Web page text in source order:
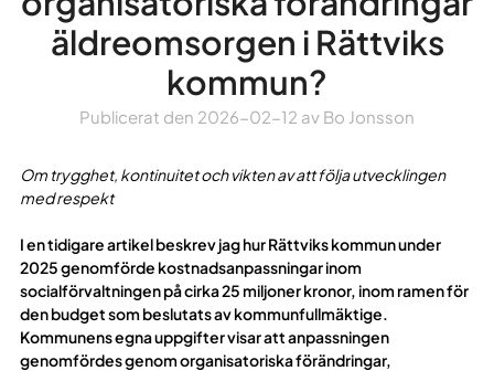
äldreomsorgen i Rättviks
kommun?
Publicerat den 2026-02-12 av Bo Jonsson
Om trygghet, kontinuitet och vikten av att följa utvecklingen
med respekt
I en tidigare artikel beskrev jag hur Rättviks kommun under
2025 genomförde kostnadsanpassningar inom
socialförvaltningen på cirka 25 miljoner kronor, inom ramen för
den budget som beslutats av kommunfullmäktige.
Kommunens egna uppgifter visar att anpassningen
genomfördes genom organisatoriska förändringar,